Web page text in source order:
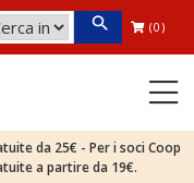
(0)
da 25€ - Per i soci Coop
a partire da 19€.